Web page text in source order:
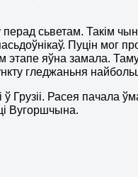
перад сьветам. Такім
Пуцін мог
этапе яўна замала.
гледжаньня
Грузіі. Расея пачала
Вугоршчына.